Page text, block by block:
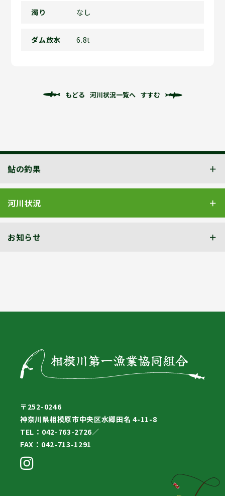
濁り なし
ダム放水 6.8t
もどる 河川状況一覧へ すすむ
鮎の釣果
河川状況
お知らせ
〒252-0246
神奈川県相模原市中央区水郷田名 4-11-8
TEL：042-763-2726／
FAX：042-713-1291